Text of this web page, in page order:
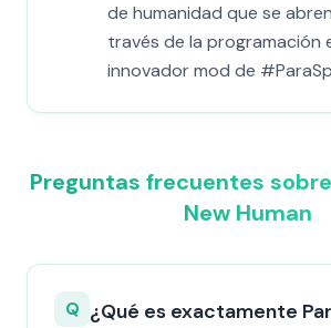
de humanidad que se
través de la programación
innovador mod de
Preguntas frecuentes
New Human
Q ¿Qué es exactamente